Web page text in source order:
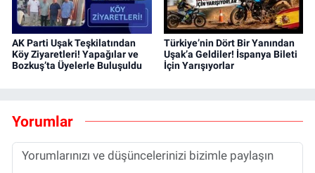
AK Parti Uşak Teşkilatından
Köy Ziyaretleri! Yapağılar ve
Bozkuş’ta Üyelerle Buluşuldu
Türkiye’nin Dört Bir Yanından
Uşak’a Geldiler! İspanya Bileti
İçin Yarışıyorlar
Yorumlar